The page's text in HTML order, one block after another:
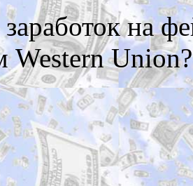
на
Western Union?